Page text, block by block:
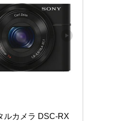
ルカメラ DSC-RX